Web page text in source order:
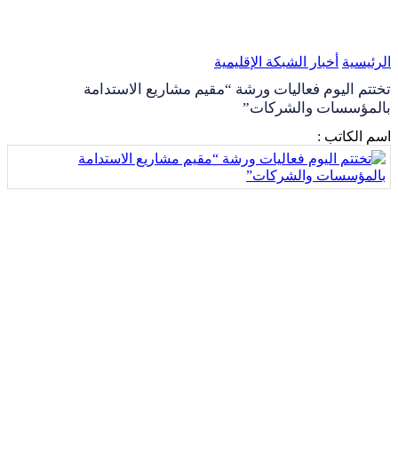
الرئيسية أخبار الشبكة الإقليمية
تختتم اليوم فعاليات ورشة “مقيم مشاريع الاستدامة
بالمؤسسات والشركات”
اسم الكاتب :